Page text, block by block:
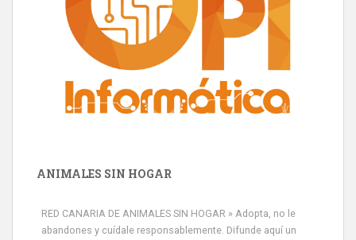
ANIMALES SIN HOGAR
RED CANARIA DE ANIMALES SIN HOGAR » Adopta, no le
abandones y cuídale responsablemente. Difunde aquí un